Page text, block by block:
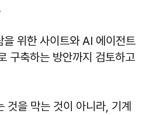
을 위한 사이트와 AI 에이전트
구축하는 방안까지 검토하고
것을 막는 것이 아니라, 기계